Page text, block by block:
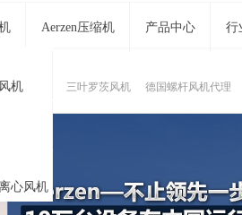
机
心风机
Aerzen压缩机 产品中心 行
压缩机 三叶罗茨风机 德国螺杆风机代理